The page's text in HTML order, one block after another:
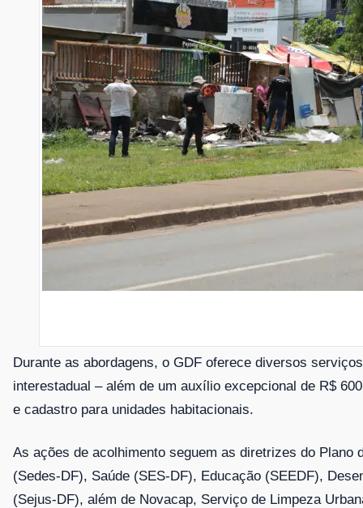
Durante as abordagens, o GDF oferece diversos
interestadual – além de um auxílio excepcional de R$
e cadastro para unidades habitacionais.
As ações de acolhimento seguem as diretrizes do
(Sedes-DF), Saúde (SES-DF), Educação (SEEDF),
(Sejus-DF), além de Novacap, Serviço de Limpeza